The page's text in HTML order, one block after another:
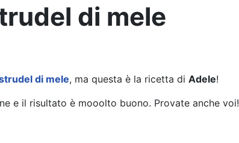
di mele
di mele, ma questa è la ricetta di Adele!
e il risultato è mooolto buono. Provate anche voi!